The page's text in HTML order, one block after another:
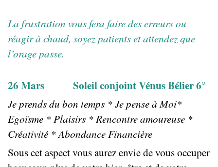
La frustration vous fera faire des erreurs ou
réagir à chaud, soyez patients et attendez que
l’orage passe.
26 Mars Soleil conjoint Vénus Bélier 6°
Je prends du bon temps * Je pense à Moi*
Egoïsme * Plaisirs * Rencontre amoureuse *
Créativité * Abondance Financière
Sous cet aspect vous aurez envie de vous occuper